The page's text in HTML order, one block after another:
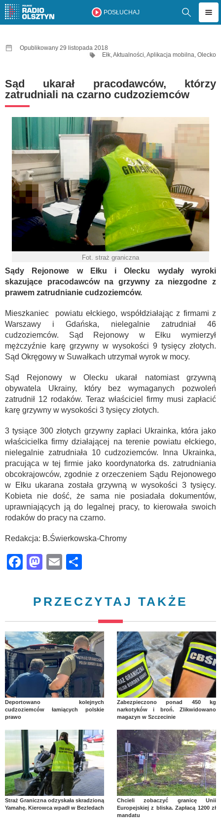
POSŁUCHAJ
Opublikowany 29 listopada 2018
Ełk,Aktualności,Aplikacja mobilna, Olecko
Sąd ukarał pracodawców, którzy
zatrudniali na czarno cudzoziemców
Fot. straż graniczna
Sądy Rejonowe w Ełku i Olecku wydały wyroki
skazujące pracodawców na grzywny za niezgodne z
prawem zatrudnianie cudzoziemców.
Mieszkaniec powiatu ełckiego, współdziałając z firmami z
Warszawy i Gdańska, nielegalnie zatrudniał 46
cudzoziemców. Sąd Rejonowy w Ełku wymierzył
mężczyźnie karę grzywny w wysokości 9 tysięcy złotych.
Sąd Okręgowy w Suwałkach utrzymał wyrok w mocy.
Sąd Rejonowy w Olecku ukarał natomiast grzywną
obywatela Ukrainy, który bez wymaganych pozwoleń
zatrudnił 12 rodaków. Teraz właściciel firmy musi zapłacić
karę grzywny w wysokości 3 tysięcy złotych.
3 tysiące 300 złotych grzywny zapłaci Ukrainka, która jako
właścicielka firmy działającej na terenie powiatu ełckiego,
nielegalnie zatrudniała 10 cudzoziemców. Inna Ukrainka,
pracująca w tej firmie jako koordynatorka ds. zatrudniania
obcokrajowców, zgodnie z orzeczeniem Sądu Rejonowego
w Ełku ukarana została grzywną w wysokości 3 tysięcy.
Kobieta nie dość, że sama nie posiadała dokumentów,
uprawniających ją do legalnej pracy, to kierowała swoich
rodaków do pracy na czarno.
Redakcja: B.Świerkowska-Chromy
Facebook
Mastodon
Email
PRZECZYTAJ TAKŻE
Deportowano kolejnych
cudzoziemców łamiących polskie
prawo
Zabezpieczono ponad 450 kg
narkotyków i broń. Zlikwidowano
magazyn w Szczecinie
Straż Graniczna odzyskała skradzioną
Yamahę. Kierowca wpadł w Bezledach
Chcieli zobaczyć granicę Unii
Europejskiej z bliska. Zapłacą 1200 zł
mandatu